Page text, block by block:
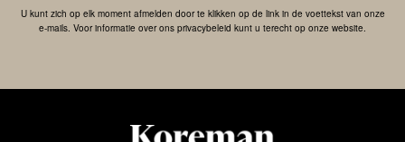
U kunt zich op elk moment afmelden door te klikken op de link in de voettekst van onze
e-mails. Voor informatie over ons privacybeleid kunt u terecht op onze website.